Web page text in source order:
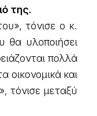
της.
τόνισε ο κ.
υλοποιήσει
πολλά
οικονομικά και
τόνισε μεταξύ